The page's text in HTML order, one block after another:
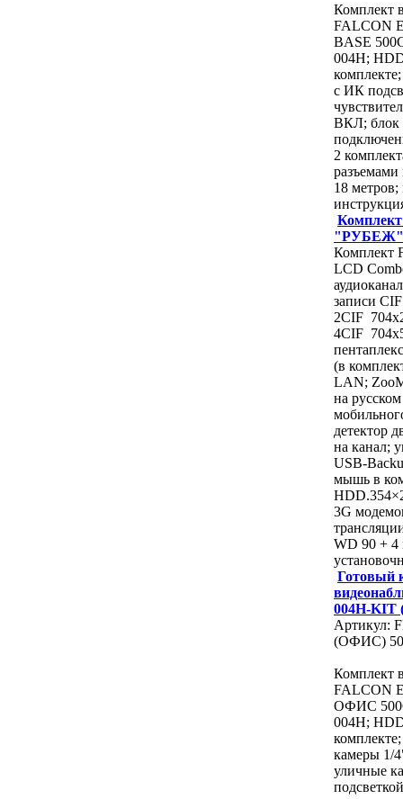
Комплект
FALCON
BASE
004H;
с ИК
ВКЛ; блок
2
18
"РУБЕЖ"
Комплект
LCD
записи
2CIF
4CIF
(в
LAN;
на
детектор
на канал;
USB-
мышь в
3G
WD 90 +
Готовый
004H-
Артикул:
(ОФИС)
Комплект
FALCON
ОФИС
004H;
камеры 1/
уличные